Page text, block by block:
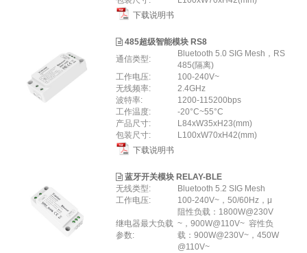
下载说明书
485超级智能模块 RS8
通信类型:
Bluetooth 5.0 SIG Mesh，RS
485(隔离)
工作电压:
100-240V~
无线频率:
2.4GHz
波特率:
1200-115200bps
工作温度:
-20°C~55°C
产品尺寸:
L84xW35xH23(mm)
包装尺寸:
L100xW70xH42(mm)
下载说明书
蓝牙开关模块 RELAY-BLE
无线类型:
Bluetooth 5.2 SIG Mesh
工作电压:
100-240V~，50/60Hz，μ
继电器最大负载
参数:
阻性负载：1800W@230V
~，900W@110V~ 容性负
载：900W@230V~，450W
@110V~